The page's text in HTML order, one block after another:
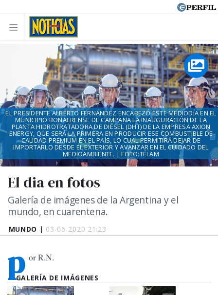
MUNDO | 03-06-2020 21:23
El dia en fotos
Galería de imágenes de la Argentina y el
mundo, en cuarentena.
EL PRESIDENTE ALBERTO FERNÁNDEZ ENCABEZÓ ESTE MEDIODÍA EN EL
MUNICIPIO BONAERENSE DE CAMPANA LA INAUGURACIÓN DE LA
PLANTA HIDROTRATADORA DE DIÉSEL (DHT) DE LA EMPRESA AXION
ENERGY, QUE SERÁ LA PRIMERA EN PRODUCIR ESE COMBUSTIBLE DE
CALIDAD PREMIUM EN EL PAÍS, LO CUAL PERMITIRÁ DEJAR DE
IMPORTARLO DESDE EL EXTERIOR Y AVANZAR EN EL CUIDADO DEL
MEDIOAMBIENTE. | FOTO:TÉLAM
p or R.N.
GALERÍA DE IMÁGENES